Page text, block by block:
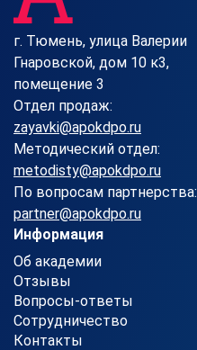
г. Тюмень, улица Валерии
Гнаровской, дом 10 к3,
помещение 3
Отдел продаж:
zayavki@apokdpo.ru
Методический отдел:
metodisty@apokdpo.ru
По вопросам партнерства:
partner@apokdpo.ru
Информация
Об академии
Отзывы
Вопросы-ответы
Сотрудничество
Контакты